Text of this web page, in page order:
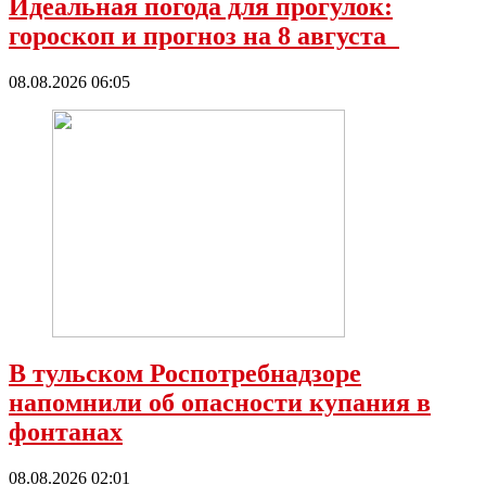
Идеальная погода для прогулок:
гороскоп и прогноз на 8 августа
08.08.2026 06:05
В тульском Роспотребнадзоре
напомнили об опасности купания в
фонтанах
08.08.2026 02:01